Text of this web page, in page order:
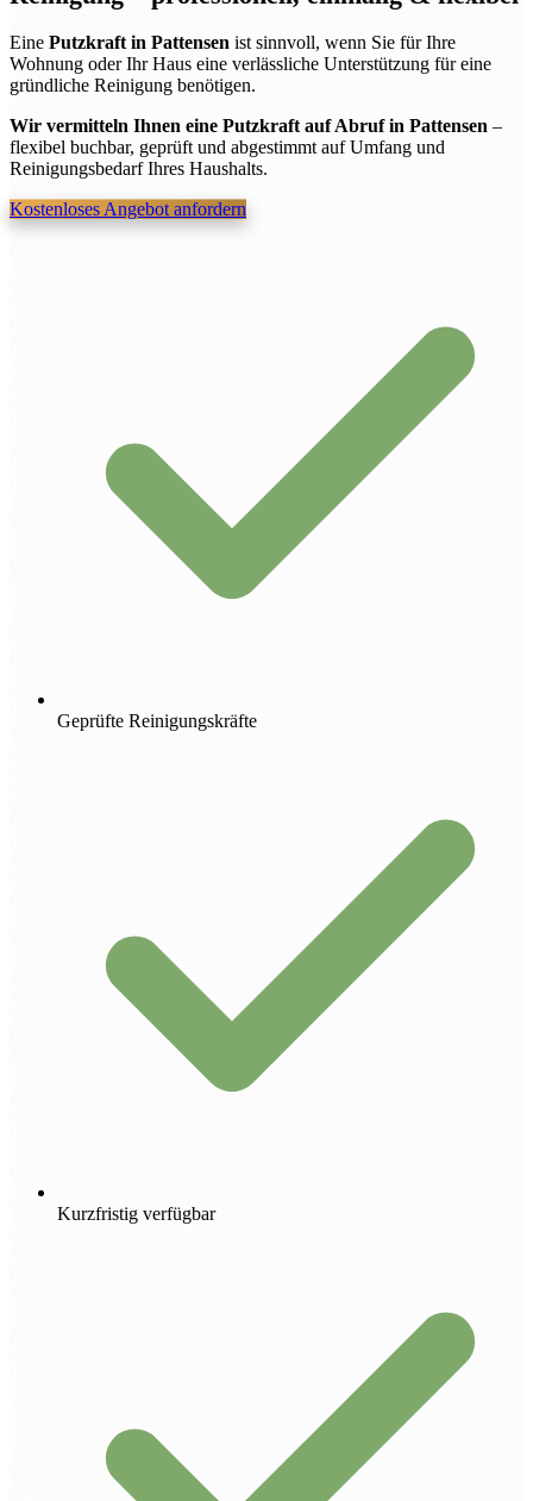
Eine Putzkraft in Pattensen ist sinnvoll, wenn Sie für Ihre
Wohnung oder Ihr Haus eine verlässliche Unterstützung für eine
gründliche Reinigung benötigen.
Wir vermitteln Ihnen eine Putzkraft auf Abruf in Pattensen –
flexibel buchbar, geprüft und abgestimmt auf Umfang und
Reinigungsbedarf Ihres Haushalts.
Kostenloses Angebot anfordern
Geprüfte Reinigungskräfte
Kurzfristig verfügbar